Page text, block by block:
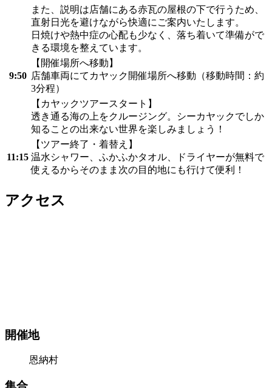
また、説明は店舗にある赤瓦の屋根の下で行うため、
直射日光を避けながら快適にご案内いたします。
日焼けや熱中症の心配も少なく、落ち着いて準備がで
きる環境を整えています。
9:50
【開催場所へ移動】
店舗車両にてカヤック開催場所へ移動（移動時間：約
3分程）
【カヤックツアースタート】
透き通る海の上をクルージング。シーカヤックでしか
知ることの出来ない世界を楽しみましょう！
11:15
【ツアー終了・着替え】
温水シャワー、ふかふかタオル、ドライヤーが無料で
使えるからそのまま次の目的地にも行けて便利！
アクセス
開催地
恩納村